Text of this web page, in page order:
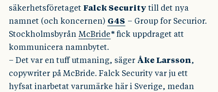
säkerhetsföretaget Falck Security till det nya
namnet (och koncernen) G4S – Group for Securior.
Stockholmsbyrån McBride* fick uppdraget att
kommunicera namnbytet.
– Det var en tuff utmaning, säger Åke Larsson,
copywriter på McBride. Falck Security var ju ett
hyfsat inarbetat varumärke här i Sverige, medan